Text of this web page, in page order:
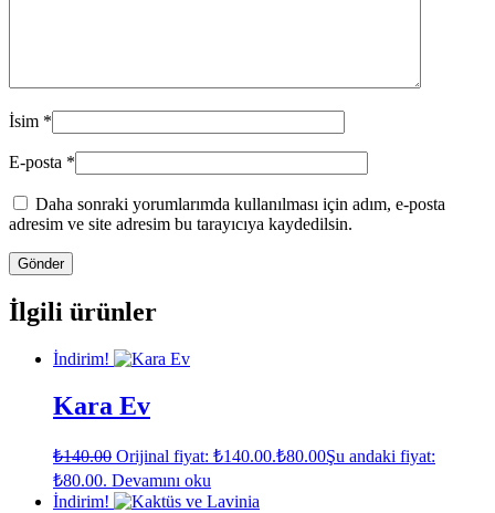
İsim *
E-posta *
Daha sonraki yorumlarımda kullanılması için adım, e-posta
adresim ve site adresim bu tarayıcıya kaydedilsin.
İlgili ürünler
İndirim!
Kara Ev
₺140.00 Orijinal fiyat: ₺140.00.₺80.00Şu andaki fiyat:
₺80.00. Devamını oku
İndirim!